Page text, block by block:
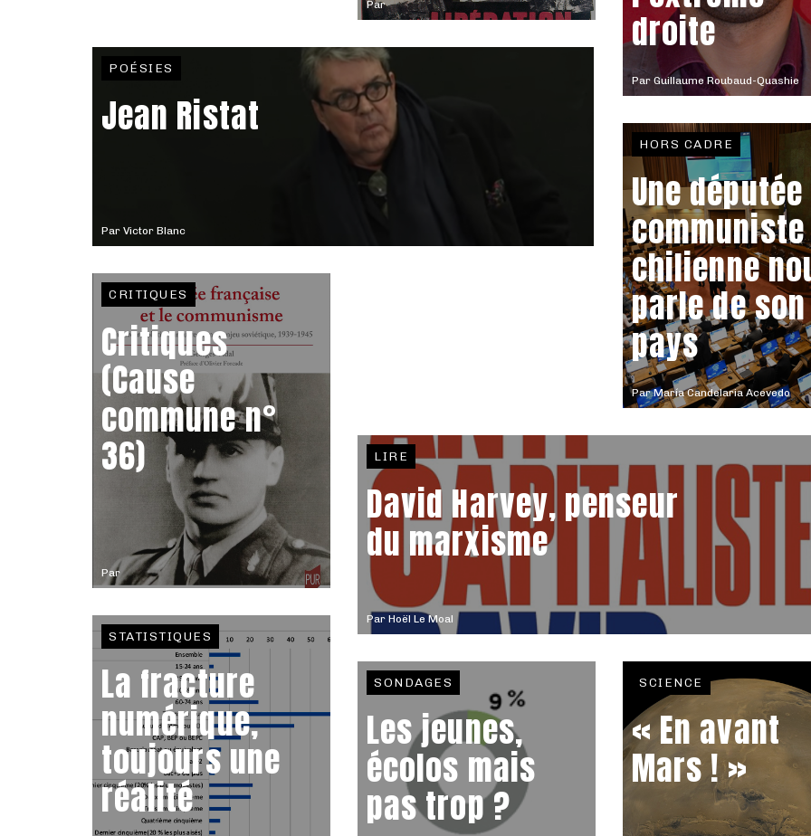
Par
Par Victor Blanc
POÉSIES
Jean Ristat
Par Guillaume Roubaud-Quashie
droite
ParMaría Candelaria Acevedo
HORS CADRE
Une députée
communiste
chilienne
parle de son
pays
Par
CRITIQUES
Critiques
(Cause
commune n°
36)
Par Hoël Le Moal
LIRE
David Harvey, penseur
du marxisme
STATISTIQUES
La fracture
numérique,
toujours une
réalité
SONDAGES
Les jeunes,
écolos mais
pas trop ?
SCIENCE
« En avant
Mars ! »